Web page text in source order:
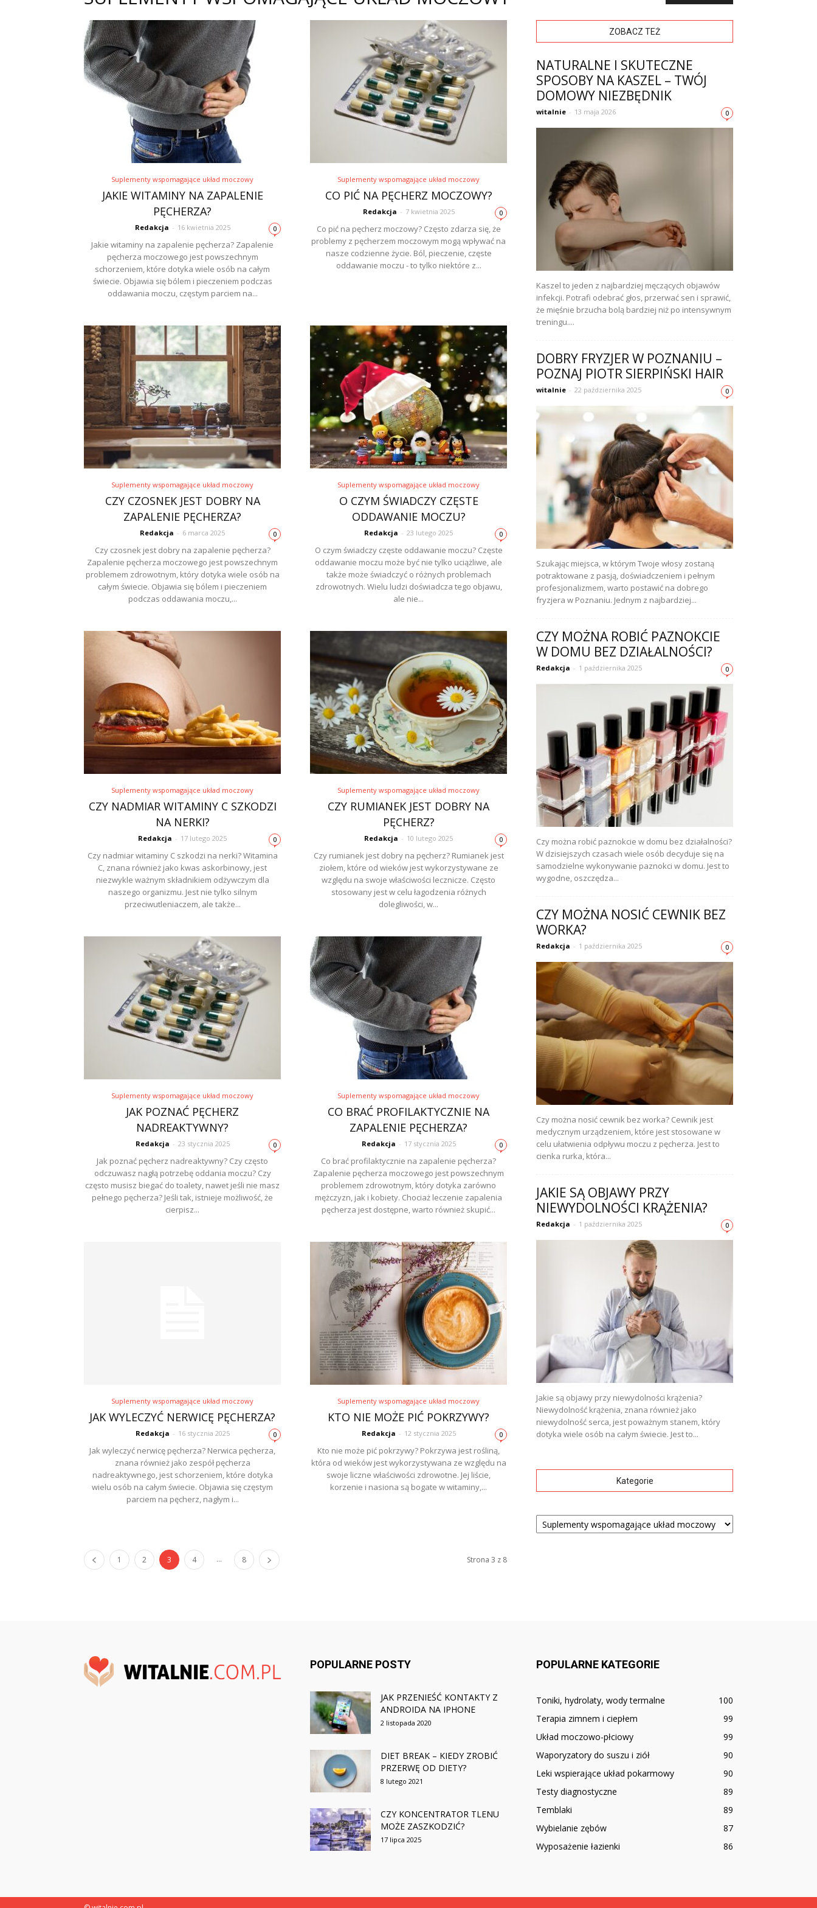
Suplementy wspomagające układ moczowy
JAKIE WITAMINY NA ZAPALENIE
PĘCHERZA?
Redakcja - 16 kwietnia 2025 0
Jakie witaminy na zapalenie pęcherza? Zapalenie
pęcherza moczowego jest powszechnym
schorzeniem, które dotyka wiele osób na całym
świecie. Objawia się bólem i pieczeniem podczas
oddawania moczu, częstym parciem na...
Suplementy wspomagające układ moczowy
CO PIĆ NA PĘCHERZ MOCZOWY?
Redakcja - 7 kwietnia 2025 0
Co pić na pęcherz moczowy? Często zdarza się, że
problemy z pęcherzem moczowym mogą wpływać na
nasze codzienne życie. Ból, pieczenie, częste
oddawanie moczu - to tylko niektóre z...
Suplementy wspomagające układ moczowy
CZY CZOSNEK JEST DOBRY NA
ZAPALENIE PĘCHERZA?
Redakcja - 6 marca 2025 0
Czy czosnek jest dobry na zapalenie pęcherza?
Zapalenie pęcherza moczowego jest powszechnym
problemem zdrowotnym, który dotyka wiele osób na
całym świecie. Objawia się bólem i pieczeniem
podczas oddawania moczu,...
Suplementy wspomagające układ moczowy
O CZYM ŚWIADCZY CZĘSTE
ODDAWANIE MOCZU?
Redakcja - 23 lutego 2025 0
O czym świadczy częste oddawanie moczu? Częste
oddawanie moczu może być nie tylko uciążliwe, ale
także może świadczyć o różnych problemach
zdrowotnych. Wielu ludzi doświadcza tego objawu,
ale nie...
Suplementy wspomagające układ moczowy
CZY NADMIAR WITAMINY C SZKODZI
NA NERKI?
Redakcja - 17 lutego 2025 0
Czy nadmiar witaminy C szkodzi na nerki? Witamina
C, znana również jako kwas askorbinowy, jest
niezwykle ważnym składnikiem odżywczym dla
naszego organizmu. Jest nie tylko silnym
przeciwutleniaczem, ale także...
Suplementy wspomagające układ moczowy
CZY RUMIANEK JEST DOBRY NA
PĘCHERZ?
Redakcja - 10 lutego 2025 0
Czy rumianek jest dobry na pęcherz? Rumianek jest
ziołem, które od wieków jest wykorzystywane ze
względu na swoje właściwości lecznicze. Często
stosowany jest w celu łagodzenia różnych
dolegliwości, w...
Suplementy wspomagające układ moczowy
JAK POZNAĆ PĘCHERZ
NADREAKTYWNY?
Redakcja - 23 stycznia 2025 0
Jak poznać pęcherz nadreaktywny? Czy często
odczuwasz nagłą potrzebę oddania moczu? Czy
często musisz biegać do toalety, nawet jeśli nie masz
pełnego pęcherza? Jeśli tak, istnieje możliwość, że
cierpisz...
Suplementy wspomagające układ moczowy
CO BRAĆ PROFILAKTYCZNIE NA
ZAPALENIE PĘCHERZA?
Redakcja - 17 stycznia 2025 0
Co brać profilaktycznie na zapalenie pęcherza?
Zapalenie pęcherza moczowego jest powszechnym
problemem zdrowotnym, który dotyka zarówno
mężczyzn, jak i kobiety. Chociaż leczenie zapalenia
pęcherza jest dostępne, warto również skupić...
Suplementy wspomagające układ moczowy
JAK WYLECZYĆ NERWICĘ PĘCHERZA?
Redakcja - 16 stycznia 2025 0
Jak wyleczyć nerwicę pęcherza? Nerwica pęcherza,
znana również jako zespół pęcherza
nadreaktywnego, jest schorzeniem, które dotyka
wielu osób na całym świecie. Objawia się częstym
parciem na pęcherz, nagłym i...
Suplementy wspomagające układ moczowy
KTO NIE MOŻE PIĆ POKRZYWY?
Redakcja - 12 stycznia 2025 0
Kto nie może pić pokrzywy? Pokrzywa jest rośliną,
która od wieków jest wykorzystywana ze względu na
swoje liczne właściwości zdrowotne. Jej liście,
korzenie i nasiona są bogate w witaminy,...
1 2 3 4 ... 8 Strona 3 z 8
ZOBACZ TEŻ
NATURALNE I SKUTECZNE
SPOSOBY NA KASZEL – TWÓJ
DOMOWY NIEZBĘDNIK
witalnie - 13 maja 2026 0
Kaszel to jeden z najbardziej męczących objawów
infekcji. Potrafi odebrać głos, przerwać sen i sprawić,
że mięśnie brzucha bolą bardziej niż po intensywnym
treningu....
DOBRY FRYZJER W POZNANIU –
POZNAJ PIOTR SIERPIŃSKI HAIR
witalnie - 22 października 2025 0
Szukając miejsca, w którym Twoje włosy zostaną
potraktowane z pasją, doświadczeniem i pełnym
profesjonalizmem, warto postawić na dobrego
fryzjera w Poznaniu. Jednym z najbardziej...
CZY MOŻNA ROBIĆ PAZNOKCIE
W DOMU BEZ DZIAŁALNOŚCI?
Redakcja - 1 października 2025 0
Czy można robić paznokcie w domu bez działalności?
W dzisiejszych czasach wiele osób decyduje się na
samodzielne wykonywanie paznokci w domu. Jest to
wygodne, oszczędza...
CZY MOŻNA NOSIĆ CEWNIK BEZ
WORKA?
Redakcja - 1 października 2025 0
Czy można nosić cewnik bez worka? Cewnik jest
medycznym urządzeniem, które jest stosowane w
celu ułatwienia odpływu moczu z pęcherza. Jest to
cienka rurka, która...
JAKIE SĄ OBJAWY PRZY
NIEWYDOLNOŚCI KRĄŻENIA?
Redakcja - 1 października 2025 0
Jakie są objawy przy niewydolności krążenia?
Niewydolność krążenia, znana również jako
niewydolność serca, jest poważnym stanem, który
dotyka wiele osób na całym świecie. Jest to...
Kategorie
Kategorie
POPULARNE POSTY
JAK PRZENIEŚĆ KONTAKTY Z
ANDROIDA NA IPHONE
2 listopada 2020
DIET BREAK – KIEDY ZROBIĆ
PRZERWĘ OD DIETY?
8 lutego 2021
CZY KONCENTRATOR TLENU
MOŻE ZASZKODZIĆ?
17 lipca 2025
POPULARNE KATEGORIE
Toniki, hydrolaty, wody termalne
100
Terapia zimnem i ciepłem
99
Układ moczowo-płciowy
99
Waporyzatory do suszu i ziół
90
Leki wspierające układ pokarmowy
90
Testy diagnostyczne
89
Temblaki
89
Wybielanie zębów
87
Wyposażenie łazienki
86